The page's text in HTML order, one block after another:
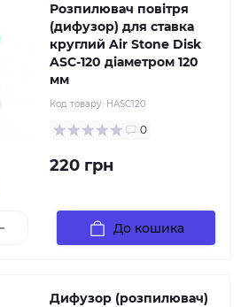
Розпилювач повітря
(дифузор) для ставка
круглий Air Stone Disk
ASC-120 діаметром 120
мм
Код товару: HASC120
0
220 грн
До кошика
Дифузор (розпилювач)